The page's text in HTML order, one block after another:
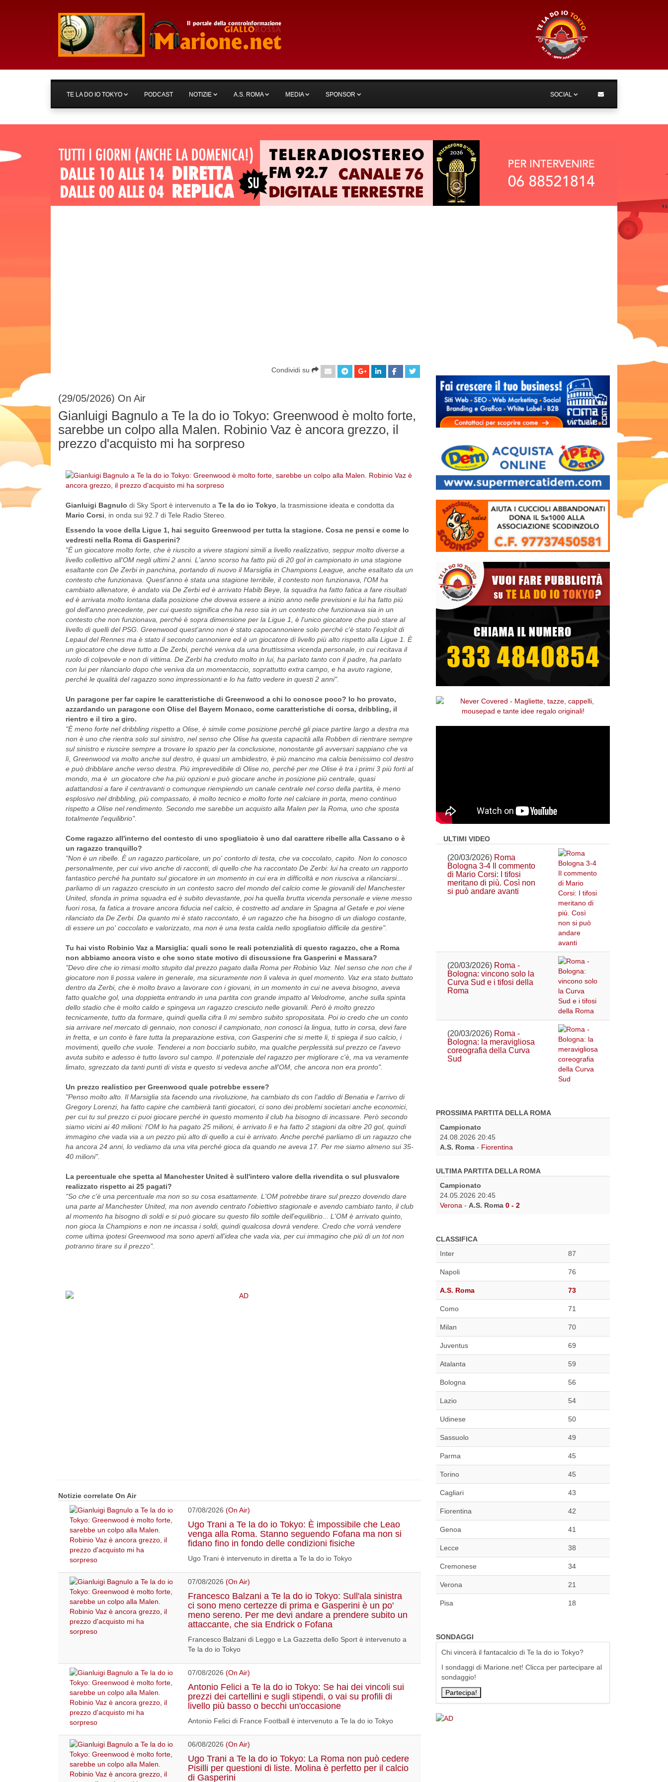
TE LA DO IO TOKYO PODCAST NOTIZIE A.S. ROMA MEDIA SPONSOR SOCIAL
Condividi su
(29/05/2026) On Air
Gianluigi Bagnulo a Te la do io Tokyo: Greenwood è molto forte,
sarebbe un colpo alla Malen. Robinio Vaz è ancora grezzo, il
prezzo d'acquisto mi ha sorpreso
Gianluigi Bagnulo di Sky Sport è intervenuto a Te la do io Tokyo , la trasmissione ideata e condotta da
Mario Corsi , in onda sui 92.7 di Tele Radio Stereo.
Essendo la voce della Ligue 1, hai seguito Greenwood per tutta la stagione. Cosa ne pensi e come lo
vedresti nella Roma di Gasperini?
"È un giocatore molto forte, che è riuscito a vivere stagioni simili a livello realizzativo, seppur molto diverse a
livello collettivo all'OM negli ultimi 2 anni. L'anno scorso ha fatto più di 20 gol in campionato in una stagione
esaltante con De Zerbi in panchina, portando di nuovo il Marsiglia in Champions League, anche esaltato da un
contesto che funzionava. Quest'anno è stata una stagione terribile, il contesto non funzionava, l'OM ha
cambiato allenatore, è andato via De Zerbi ed è arrivato Habib Beye, la squadra ha fatto fatica a fare risultati
ed è arrivata molto lontana dalla posizione che doveva essere a inizio anno nelle previsioni e lui ha fatto più
gol dell'anno precedente, per cui questo significa che ha reso sia in un contesto che funzionava sia in un
contesto che non funzionava, perché è sopra dimensione per la Ligue 1, è l'unico giocatore che può stare al
livello di quelli del PSG. Greenwood quest'anno non è stato capocannoniere solo perché c'è stato l'exploit di
Lepaul del Rennes ma è stato il secondo cannoniere ed è un giocatore di livello più alto rispetto alla Ligue 1. È
un giocatore che deve tutto a De Zerbi, perché veniva da una bruttissima vicenda personale, in cui recitava il
ruolo di colpevole e non di vittima. De Zerbi ha creduto molto in lui, ha parlato tanto con il padre, ha parlato
con lui per rilanciarlo dopo che veniva da un momentaccio, soprattutto extra campo, e ha avuto ragione,
perché le qualità del ragazzo sono impressionanti e lo ha fatto vedere in questi 2 anni".
Un paragone per far capire le caratteristiche di Greenwood a chi lo conosce poco? Io ho provato,
azzardando un paragone con Olise del Bayern Monaco, come caratteristiche di corsa, dribbling, il
rientro e il tiro a giro.
"È meno forte nel dribbling rispetto a Olise, è simile come posizione perché gli piace partire largo a destra ma
non è uno che rientra solo sul sinistro, nel senso che Olise ha questa capacità alla Robben di rientrare sempre
sul sinistro e riuscire sempre a trovare lo spazio per la conclusione, nonostante gli avversari sappiano che va
lì, Greenwood va molto anche sul destro, è quasi un ambidestro, è più mancino ma calcia benissimo col destro
e può dribblare anche verso destra. Più imprevedibile di Olise no, perché per me Olise è tra i primi 3 più forti al
mondo, ma è un giocatore che ha più opzioni e può giocare anche in posizione più centrale, quasi
adattandosi a fare il centravanti o comunque riempiendo un canale centrale nel corso della partita, è meno
esplosivo nel dribbling, più compassato, è molto tecnico e molto forte nel calciare in porta, meno continuo
rispetto a Olise nel rendimento. Secondo me sarebbe un acquisto alla Malen per la Roma, uno che sposta
totalmente l'equilibrio".
Come ragazzo all'interno del contesto di uno spogliatoio è uno dal carattere ribelle alla Cassano o è
un ragazzo tranquillo?
"Non è un ribelle. È un ragazzo particolare, un po' contorto di testa, che va coccolato, capito. Non lo conosco
personalmente, per cui vivo anche di racconti, di quello che ha raccontato De Zerbi: lui ha creato un rapporto
fantastico perché ha puntato sul giocatore in un momento in cui era in difficoltà e non riusciva a rilanciarsi...
parliamo di un ragazzo cresciuto in un contesto sacro del mondo del calcio come le giovanili del Manchester
United, sfonda in prima squadra ed è subito devastante, poi ha quella brutta vicenda personale e viene messo
fuori rosa, fa fatica a trovare ancora fiducia nel calcio, è costretto ad andare in Spagna al Getafe e poi viene
rilanciato da De Zerbi. Da quanto mi è stato raccontato, è un ragazzo che ha bisogno di un dialogo costante,
di essere un po' coccolato e valorizzato, ma non è una testa calda nello spogliatoio difficile da gestire".
Tu hai visto Robinio Vaz a Marsiglia: quali sono le reali potenzialità di questo ragazzo, che a Roma
non abbiamo ancora visto e che sono state motivo di discussione fra Gasperini e Massara?
"Devo dire che io rimasi molto stupito dal prezzo pagato dalla Roma per Robinio Vaz. Nel senso che non che il
giocatore non li possa valere in generale, ma sicuramente non li valeva in quel momento. Vaz era stato buttato
dentro da Zerbi, che è molto bravo a lavorare con i giovani, in un momento in cui ne aveva bisogno, aveva
fatto qualche gol, una doppietta entrando in una partita con grande impatto al Velodrome, anche sulla spinta
dello stadio che è molto caldo e spingeva un ragazzo cresciuto nelle giovanili. Però è molto grezzo
tecnicamente, tutto da formare, quindi quella cifra lì mi sembro subito spropositata. Poi io credo che un conto
sia arrivare nel mercato di gennaio, non conosci il campionato, non conosci la lingua, tutto in corsa, devi fare
in fretta, e un conto è fare tutta la preparazione estiva, con Gasperini che si mette li, ti spiega il suo calcio, i
movimenti, quello che vuole. Tenderei a non bocciarlo subito, ma qualche perplessità sul prezzo ce l'avevo
avuta subito e adesso è tutto lavoro sul campo. Il potenziale del ragazzo per migliorare c'è, ma va veramente
limato, sgrezzato da tanti punti di vista e questo si vedeva anche all'OM, che ancora non era pronto".
Un prezzo realistico per Greenwood quale potrebbe essere?
"Penso molto alto. Il Marsiglia sta facendo una rivoluzione, ha cambiato ds con l'addio di Benatia e l'arrivo di
Gregory Lorenzi, ha fatto capire che cambierà tanti giocatori, ci sono dei problemi societari anche economici,
per cui tu sul prezzo ci puoi giocare perché in questo momento il club ha bisogno di incassare. Però secondo
siamo vicini ai 40 milioni: l'OM lo ha pagato 25 milioni, è arrivato lì e ha fatto 2 stagioni da oltre 20 gol, quindi
immagino che vada via a un pezzo più alto di quello a cui è arrivato. Anche perché parliamo di un ragazzo che
ha ancora 24 anni, lo vediamo da una vita perché gioca da quando ne aveva 17. Per me siamo almeno sui 35-
40 milioni".
La percentuale che spetta al Manchester United è sull'intero valore della rivendita o sul plusvalore
realizzato rispetto ai 25 pagati?
"So che c'è una percentuale ma non so su cosa esattamente. L'OM potrebbe tirare sul prezzo dovendo dare
una parte al Manchester United, ma non avendo centrato l'obiettivo stagionale e avendo cambiato tanto, il club
al momento ha bisogno di soldi e si può giocare su questo filo sottile dell'equilibrio... L'OM è arrivato quinto,
non gioca la Champions e non ne incassa i soldi, quindi qualcosa dovrà vendere. Credo che vorrà vendere
come ultima ipotesi Greenwood ma sono aperti all'idea che vada via, per cui immagino che più di un tot non
potranno tirare su il prezzo".
Notizie correlate On Air
07/08/2026 (On Air)
Ugo Trani a Te la do io Tokyo: È impossibile che Leao
venga alla Roma. Stanno seguendo Fofana ma non si
fidano fino in fondo delle condizioni fisiche
Ugo Trani è intervenuto in diretta a Te la do io Tokyo
07/08/2026 (On Air)
Francesco Balzani a Te la do io Tokyo: Sull'ala sinistra
ci sono meno certezze di prima e Gasperini è un po'
meno sereno. Per me devi andare a prendere subito un
attaccante, che sia Endrick o Fofana
Francesco Balzani di Leggo e La Gazzetta dello Sport è intervenuto a
Te la do io Tokyo
07/08/2026 (On Air)
Antonio Felici a Te la do io Tokyo: Se hai dei vincoli sui
prezzi dei cartellini e sugli stipendi, o vai su profili di
livello più basso o becchi un'occasione
Antonio Felici di France Football è intervenuto a Te la do io Tokyo
06/08/2026 (On Air)
Ugo Trani a Te la do io Tokyo: La Roma non può cedere
Pisilli per questioni di liste. Molina è perfetto per il calcio
di Gasperini
ULTIMI VIDEO
(20/03/2026) Roma
Bologna 3-4 Il commento
di Mario Corsi: I tifosi
meritano di più. Così non
si può andare avanti
(20/03/2026) Roma -
Bologna: vincono solo la
Curva Sud e i tifosi della
Roma
(20/03/2026) Roma -
Bologna: la meravigliosa
coreografia della Curva
Sud
PROSSIMA PARTITA DELLA ROMA
Campionato
24.08.2026 20:45
A.S. Roma - Fiorentina
ULTIMA PARTITA DELLA ROMA
Campionato
24.05.2026 20:45
Verona - A.S. Roma 0 - 2
CLASSIFICA
Inter
87
Napoli 76
A.S. Roma 73
Como 71
Milan 70
Juventus 69
Atalanta 59
Bologna 56
Lazio 54
Udinese 50
Sassuolo 49
Parma 45
Torino 45
Cagliari 43
Fiorentina 42
Genoa 41
Lecce 38
Cremonese 34
Verona 21
Pisa 18
SONDAGGI
Chi vincerà il fantacalcio di Te la do io Tokyo?
I sondaggi di Marione.net! Clicca per partecipare al
sondaggio!